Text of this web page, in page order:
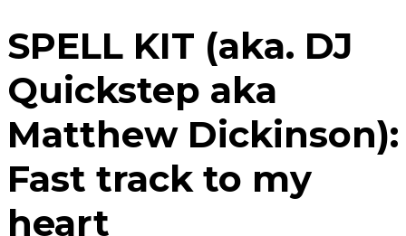
SPELL KIT (aka. DJ
Quickstep aka
Matthew Dickinson):
Fast track to my
heart